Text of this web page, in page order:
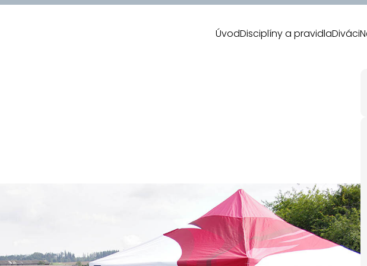
ÚvodDisciplíny a pravidlaDiváci